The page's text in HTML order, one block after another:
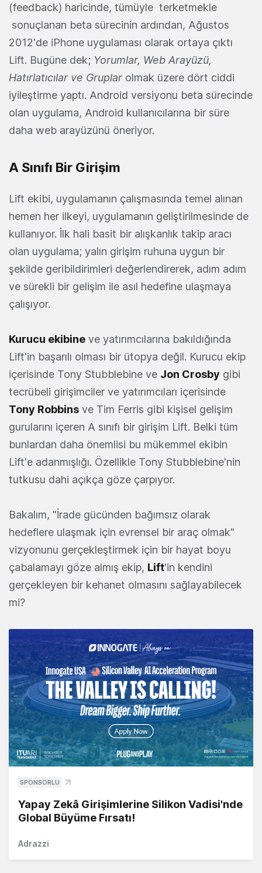
(feedback) haricinde, tümüyle terketmekle
sonuçlanan beta sürecinin ardından, Ağustos
2012'de iPhone uygulaması olarak ortaya çıktı
Lift. Bugüne dek; Yorumlar, Web Arayüzü,
Hatırlatıcılar ve Gruplar olmak üzere dört ciddi
iyileştirme yaptı. Android versiyonu beta sürecinde
olan uygulama, Android kullanıcılarına bir süre
daha web arayüzünü öneriyor.
A Sınıfı Bir Girişim
Lift ekibi, uygulamanın çalışmasında temel alınan
hemen her ilkeyi, uygulamanın geliştirilmesinde de
kullanıyor. İlk hali basit bir alışkanlık takip aracı
olan uygulama; yalın girişim ruhuna uygun bir
şekilde geribildirimleri değerlendirerek, adım adım
ve sürekli bir gelişim ile asıl hedefine ulaşmaya
çalışıyor.
Kurucu ekibine ve yatırımcılarına bakıldığında
Lift'in başarılı olması bir ütopya değil. Kurucu ekip
içerisinde Tony Stubblebine ve Jon Crosby gibi
tecrübeli girişimciler ve yatırımcıları içerisinde
Tony Robbins ve Tim Ferris gibi kişisel gelişim
gurularını içeren A sınıfı bir girişim Lift. Belki tüm
bunlardan daha önemlisi bu mükemmel ekibin
Lift'e adanmışlığı. Özellikle Tony Stubblebine'nin
tutkusu dahi açıkça göze çarpıyor.
Bakalım, "İrade gücünden bağımsız olarak
hedeflere ulaşmak için evrensel bir araç olmak"
vizyonunu gerçekleştirmek için bir hayat boyu
çabalamayı göze almış ekip, Lift'in kendini
gerçekleyen bir kehanet olmasını sağlayabilecek
mi?
SPONSORLU
Yapay Zekâ Girişimlerine Silikon Vadisi'nde
Global Büyüme Fırsatı!
Adrazzi